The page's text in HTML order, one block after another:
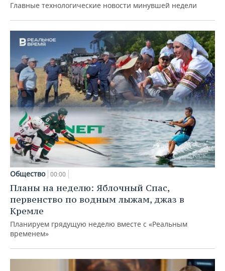
Главные технологические новости минувшей недели
Общество 00:00
Планы на неделю: Яблочный Спас,
первенство по водным лыжам, джаз в
Кремле
Планируем грядущую неделю вместе с «Реальным
временем»